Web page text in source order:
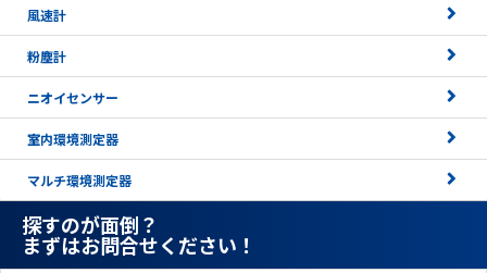
風速計
粉塵計
ニオイセンサー
室内環境測定器
マルチ環境測定器
探すのが面倒？
まずはお問合せください！